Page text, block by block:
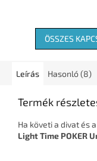
ÖSSZES
Leírás Hasonló (8)
Termék
Ha követi a divat és
Light Time POKER